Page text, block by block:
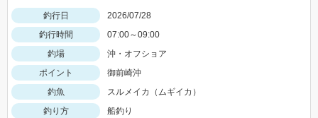
釣行日
2026/07/28
釣行時間
07:00～09:00
釣場
沖・オフショア
ポイント
御前崎沖
釣魚
スルメイカ（ムギイカ）
釣り方
船釣り